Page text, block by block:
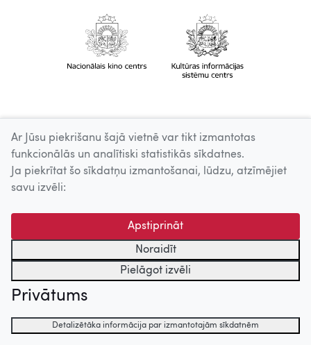
Ar Jūsu piekrišanu šajā vietnē var tikt izmantotas
funkcionālās un analītiski statistikās sīkdatnes.
Ja piekrītat šo sīkdatņu izmantošanai, lūdzu, atzīmējiet
savu izvēli:
Apstiprināt
Noraidīt
Pielāgot izvēli
Privātums
Detalizētāka informācija par izmantotajām sīkdatnēm